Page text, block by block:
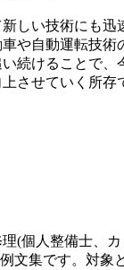
しい技術にも迅
や自動運転技術
続けることで、
させていく所存
(個人整備士、カ
文集です。対象